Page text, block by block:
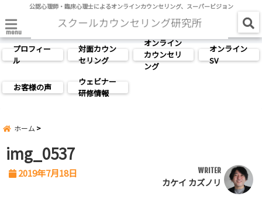
公認心理師・臨床心理士によるオンラインカウンセリング、スーパービジョン
menu
プロフィー
ル
対面カウン
セリング
オンライン
カウンセリ
ング
オンライン
SV
お客様の声
ウェビナー
研修情報
ホーム
img_0537
2019年7月18日 WRITER
カケイ カズノリ